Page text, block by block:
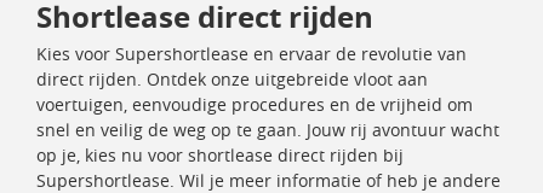
Shortlease direct rijden
Kies voor Supershortlease en ervaar de revolutie van
direct rijden. Ontdek onze uitgebreide vloot aan
voertuigen, eenvoudige procedures en de vrijheid om
snel en veilig de weg op te gaan. Jouw rij avontuur wacht
op je, kies nu voor shortlease direct rijden bij
Supershortlease. Wil je meer informatie of heb je andere